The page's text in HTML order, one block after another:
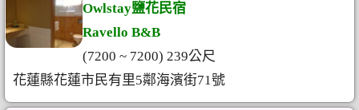
Owlstay鹽花民宿
Ravello B&B
(7200 ~ 7200) 239公尺
花蓮縣花蓮市民有里5鄰海濱街71號